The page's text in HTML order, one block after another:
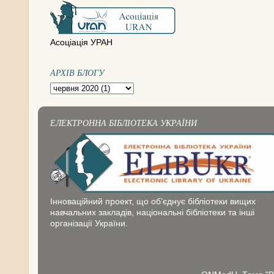
Асоціація УРАН
АРХІВ БЛОГУ
ЕЛЕКТРОННА БІБЛІОТЕКА УКРАЇНИ
Інноваційний проект, що об’єднує бібліотеки вищих
навчальних закладів, національні бібліотеки та інші
організації України.